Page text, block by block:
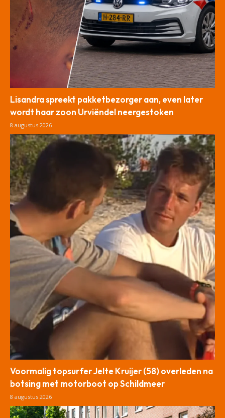
Lisandra spreekt pakketbezorger aan, even later
wordt haar zoon Urviëndel neergestoken
8 augustus 2026
Voormalig topsurfer Jelte Kruijer (58) overleden na
botsing met motorboot op Schildmeer
8 augustus 2026